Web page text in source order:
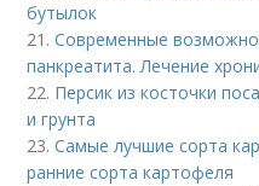
бутылок
21.Современные
панкреатита. Лечение
22. Персик из косточки
и грунта
23.Самые лучшие сорта
ранние сорта картофеля